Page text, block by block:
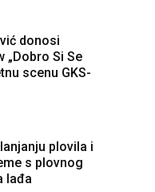
donosi
„Dobro Si Se
scenu GKS-
plovila i
s plovnog
lađa